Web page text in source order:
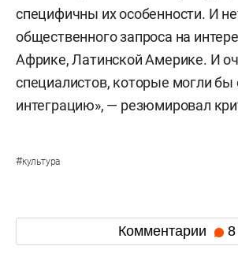
специфичны их особенности. И
общественного запроса на
Африке, Латинской Америке. И
специалистов, которые могли бы
интеграцию», — резюмировал
#культура
Комментарии 8